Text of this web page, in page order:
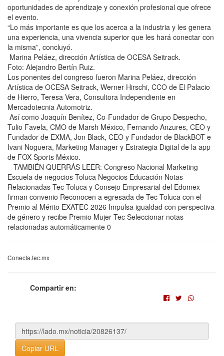
oportunidades de aprendizaje y conexión profesional que ofrece
el evento.
“Lo más importante es que los acerca a la industria y les genera
una experiencia, una vivencia superior que les hará conectar con
la misma”, concluyó.
Marina Peláez, dirección Artística de OCESA Seitrack.
Foto: Alejandro Bertín Ruiz.
Los ponentes del congreso fueron Marina Peláez, dirección
Artística de OCESA Seitrack, Werner Hirschi, CCO de El Palacio
de Hierro, Teresa Vera, Consultora Independiente en
Mercadotecnia Automotriz.
Así como Joaquín Benítez, Co-Fundador de Grupo Despecho,
Tulio Favela, CMO de Marsh México, Fernando Anzures, CEO y
Fundador de EXMA, Jon Black, CEO y Fundador de BlackBOT e
Ivani Noguera, Marketing Manager y Estrategia Digital de la app
de FOX Sports México.
TAMBIÉN QUERRÁS LEER: Congreso Nacional Marketing
Escuela de negocios Toluca Negocios Educación Notas
Relacionadas Tec Toluca y Consejo Empresarial del Edomex
firman convenio Reconocen a egresada de Tec Toluca con el
Premio al Mérito EXATEC 2026 Impulsa igualdad con perspectiva
de género y recibe Premio Mujer Tec Seleccionar notas
relacionadas automáticamente 0
Conecta.tec.mx
Compartir en:
Copiar URL